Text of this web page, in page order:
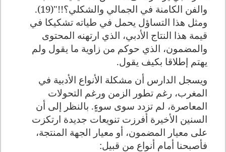
والفن الكامنة في الجمالي والشكلي؟!!
"(19).
ومثل هذا التساؤل يحمل في طياته تشكيكا في
قيمة هذا النتاج الأدبي، الذي ارتهنه المحتوى
والمضمون، الذي حوكم من زاوية ما يقول ولم
يهتم إطلاقا بكيف يقول.
ويسجل الدارس أن مشكلة الأنواع الأدبية في
المغرب، رغم تطور الزمن ورغم التحولات
المعاصرة، لم تزدد سوى سوءٍ. بالنظر إلى أن
السنين الأخيرة أفرزت تنويعات جديدة ارتكزت
على معيار المضمون، أو معيار الجهة المنتجة،
فأصبحنا أمام أنواع من قبيل: